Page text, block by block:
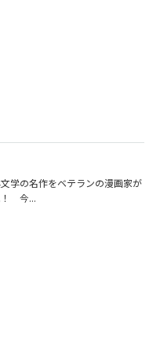
学の名作をベテランの漫画家が
！ 今...